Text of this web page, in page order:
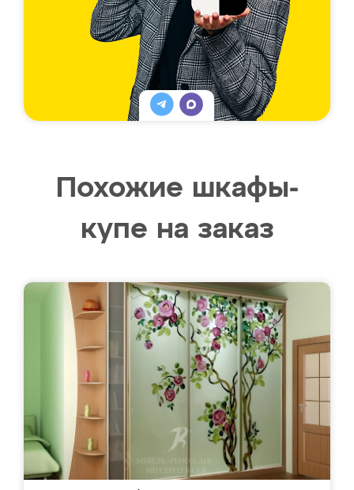
Похожие шкафы-
купе на заказ